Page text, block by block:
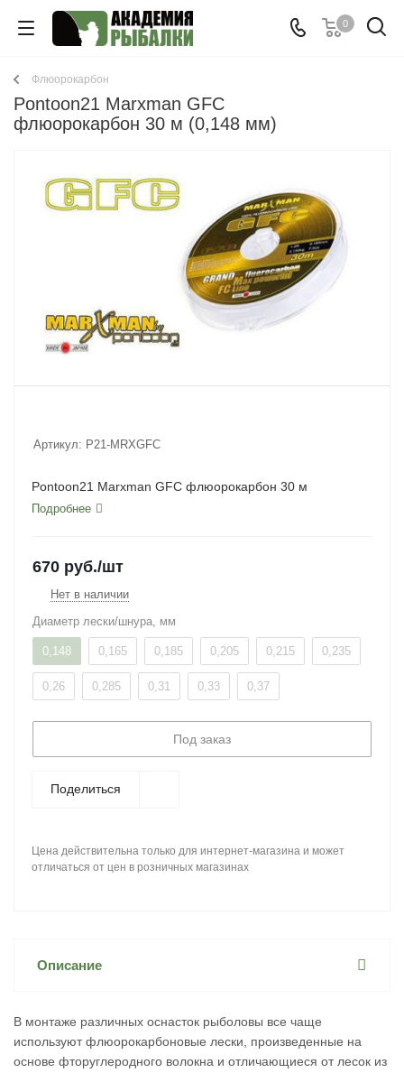
0
Флюорокарбон
Pontoon21 Marxman GFC
флюорокарбон 30 м (0,148 мм)
Артикул: P21-MRXGFC
Pontoon21 Marxman GFC флюорокарбон 30 м
Подробнее
670 руб./шт
Нет в наличии
Диаметр лески/шнура, мм
0,148 0,165 0,185 0,205 0,215 0,235
0,26 0,285 0,31 0,33 0,37
Под заказ
Поделиться
Цена действительна только для интернет-магазина и может
отличаться от цен в розничных магазинах
Описание
В монтаже различных оснасток рыболовы все чаще
используют флюорокарбоновые лески, произведенные на
основе фторуглеродного волокна и отличающиеся от лесок из